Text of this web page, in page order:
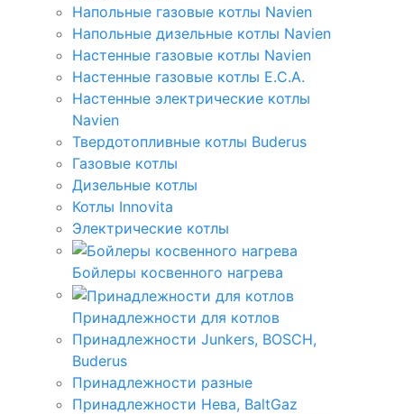
Напольные газовые котлы Navien
Напольные дизельные котлы Navien
Настенные газовые котлы Navien
Настенные газовые котлы E.C.A.
Настенные электрические котлы
Navien
Твердотопливные котлы Buderus
Газовые котлы
Дизельные котлы
Котлы Innovita
Электрические котлы
Бойлеры косвенного нагрева
Принадлежности для котлов
Принадлежности Junkers, BOSCH,
Buderus
Принадлежности разные
Принадлежности Нева, BaltGaz